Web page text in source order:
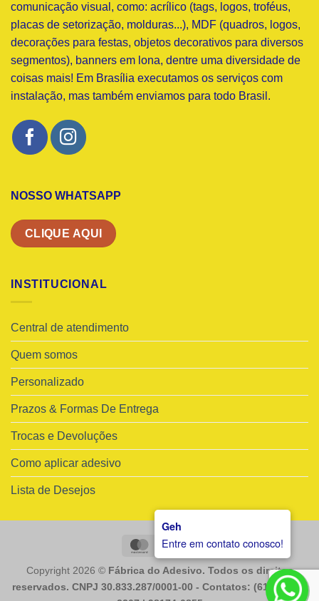
Geh
Entre em contato conosco!
comunicação visual, como: acrílico (tags, logos, troféus,
placas de setorização, molduras...), MDF (quadros, logos,
decorações para festas, objetos decorativos para diversos
segmentos), banners em lona, dentre uma diversidade de
coisas mais! Em Brasília executamos os serviços com
instalação, mas também enviamos para todo Brasil.
NOSSO WHATSAPP
CLIQUE AQUI
INSTITUCIONAL
Central de atendimento
Quem somos
Personalizado
Prazos & Formas De Entrega
Trocas e Devoluções
Como aplicar adesivo
Lista de Desejos
MasterCardVisa
Copyright 2026 © Fábrica do Adesivo. Todos os direitos
reservados. CNPJ 30.833.287/0001-00 - Contatos: (61) 98225-